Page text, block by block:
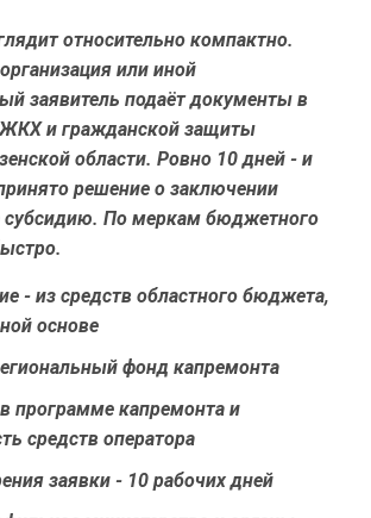
относительно компактно.
или иной
заявитель подаёт документы в
ЖКХ и гражданской защиты
области. Ровно 10 дней - и
решение о заключении
субсидию. По меркам бюджетного
- из средств областного бюджета,
основе
фонд капремонта
программе капремонта и
средств оператора
заявки - 10 рабочих дней